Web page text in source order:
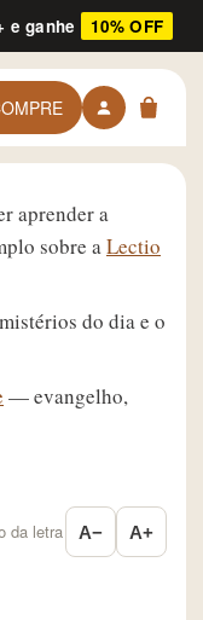
e ganhe 10% OFF
aprender a
sobre aLectio
do dia e o
— evangelho,
da letra A− A+